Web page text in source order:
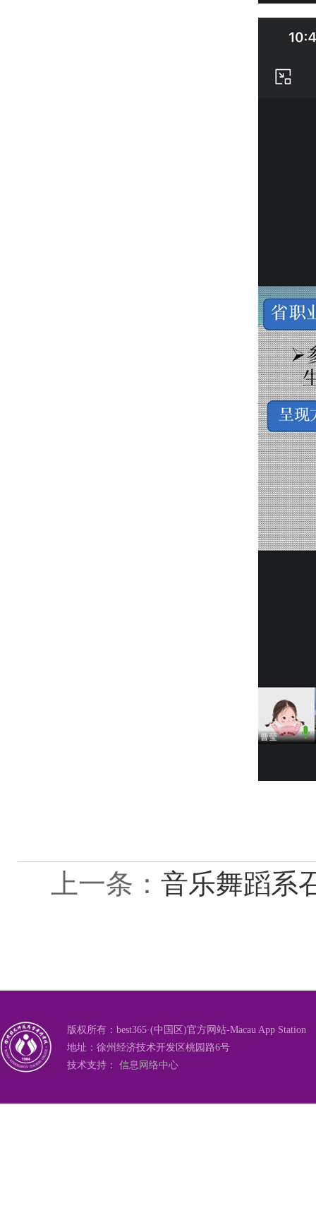
上一条： 音乐舞蹈系
版权所有：best365·(中国区)官方网站-Macau App Station
地址：徐州经济技术开发区桃园路6号
技术支持： 信息网络中心